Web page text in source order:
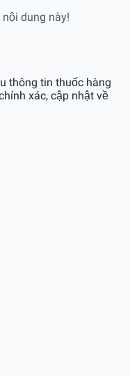
dung này!
thông tin thuốc hàng
xác, cập nhật về